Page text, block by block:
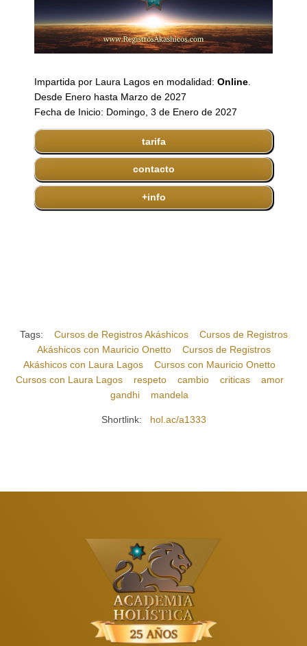
Impartida por Laura Lagos en modalidad: Online
Desde Enero hasta Marzo de 2027
Fecha de Inicio: Domingo, 3 de Enero de 2027
tarifa
contacto
+info
Tags: Cursos de Registros Akáshicos
Cursos de Registros
Akáshicos con Mauricio Onetto
Cursos de Registros
Akáshicos con Laura Lagos
Cursos con Mauricio Onetto
Cursos con Laura Lagos
respeto cambio criticas
amor
gandhi
mandela
Shortlink: hol.ac/a1333